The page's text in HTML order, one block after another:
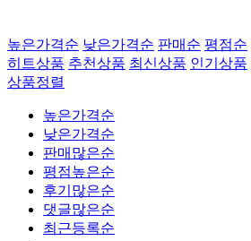
높은가격순 낮은가격순 판매순 평점순
히트상품 추천상품 최신상품 인기상품
상품정렬
높은가격순
낮은가격순
판매많은순
평점높은순
후기많은순
댓글많은순
최근등록순